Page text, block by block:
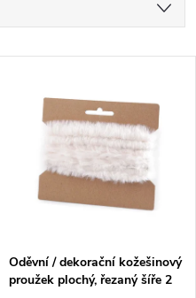
Oděvní / dekorační kožešinový
proužek plochý, řezaný šíře 2